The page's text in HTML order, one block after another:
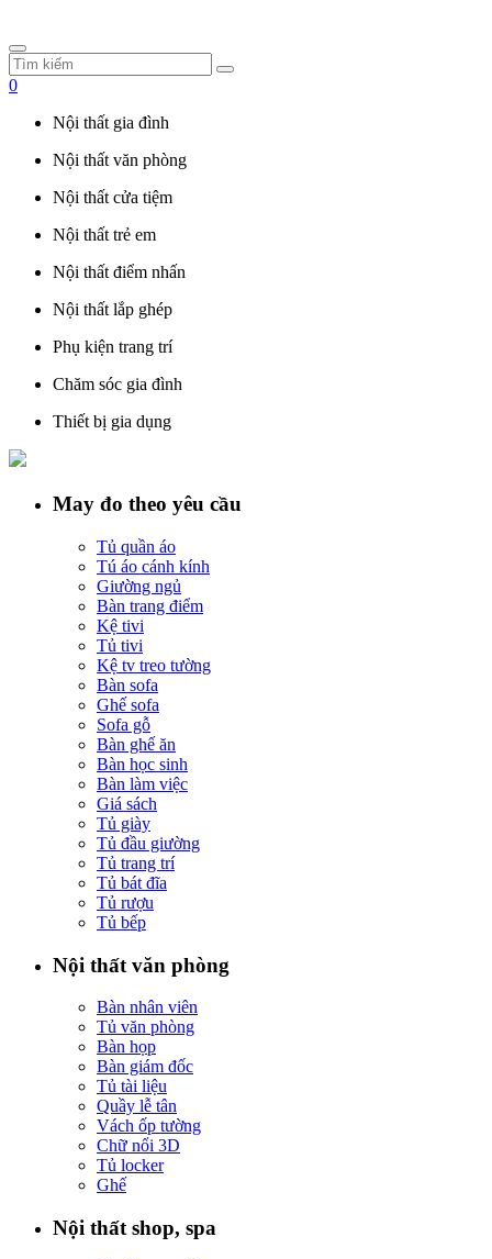
0
Nội thất gia đình
Nội thất văn phòng
Nội thất cửa tiệm
Nội thất trẻ em
Nội thất điểm nhấn
Nội thất lắp ghép
Phụ kiện trang trí
Chăm sóc gia đình
Thiết bị gia dụng
May đo theo yêu cầu
Tủ quần áo
Tú áo cánh kính
Giường ngủ
Bàn trang điểm
Kệ tivi
Tủ tivi
Kệ tv treo tường
Bàn sofa
Ghế sofa
Sofa gỗ
Bàn ghế ăn
Bàn học sinh
Bàn làm việc
Giá sách
Tủ giày
Tủ đầu giường
Tủ trang trí
Tủ bát đĩa
Tủ rượu
Tủ bếp
Nội thất văn phòng
Bàn nhân viên
Tủ văn phòng
Bàn họp
Bàn giám đốc
Tủ tài liệu
Quầy lễ tân
Vách ốp tường
Chữ nổi 3D
Tủ locker
Ghế
Nội thất shop, spa